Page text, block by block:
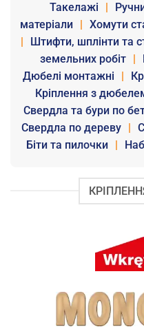
Такелажі
|
матеріали
| Хомути
|
Штифти, шплінти та
земельних робіт
|
Дюбелі монтажні
|
Кріплення з
Свердла та бури по
Свердла по дереву |
Біти та пилочки |